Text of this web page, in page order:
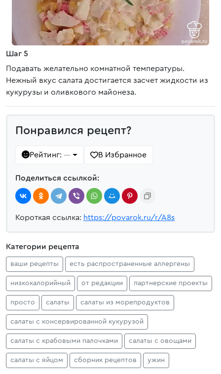
Шаг 5
Подавать желательно комнатной температуры.
Нежный вкус салата достигается засчет жидкости из
кукурузы и оливкового майонеза.
Понравился рецепт?
Рейтинг: — В Избранное
Поделиться ссылкой:
Короткая ссылка: https://povarok.ru/r/A8s
Категории рецепта
ваши рецепты есть распространенные аллергены
низкокалорийный от редакции партнерские проекты
просто салаты салаты из морепродуктов
салаты с консервированной кукурузой
салаты с крабовыми палочками салаты с овощами
салаты с яйцом сборник рецептов ужин